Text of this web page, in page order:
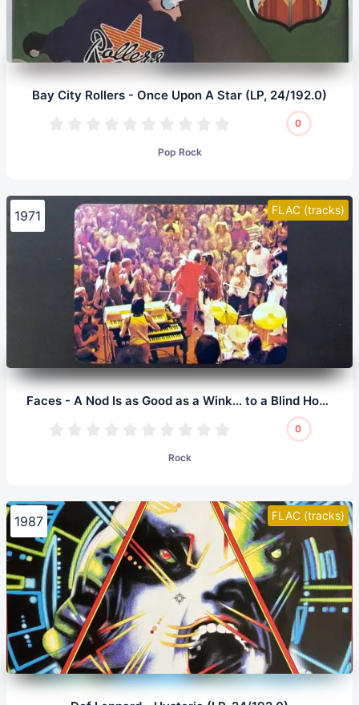
Bay City Rollers - Once Upon A Star (LP, 24/192.0)
0
Pop Rock
FLAC (tracks)
1971
Faces - A Nod Is as Good as a Wink... to a Blind Horse (LP, 24/96.0)
0
Rock
FLAC (tracks)
1987